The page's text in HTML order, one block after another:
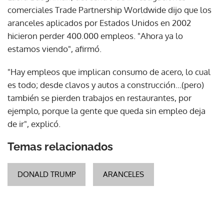
comerciales Trade Partnership Worldwide dijo que los
aranceles aplicados por Estados Unidos en 2002
hicieron perder 400.000 empleos. "Ahora ya lo
estamos viendo", afirmó.
"Hay empleos que implican consumo de acero, lo cual
es todo; desde clavos y autos a construcción...(pero)
también se pierden trabajos en restaurantes, por
ejemplo, porque la gente que queda sin empleo deja
de ir", explicó.
Temas relacionados
DONALD TRUMP ARANCELES